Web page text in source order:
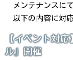
メンテナンスに
以下の内容に対
【イベント対
ル」開催